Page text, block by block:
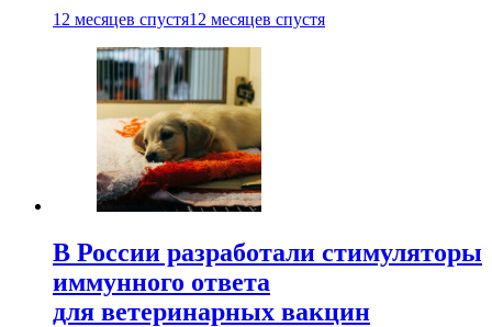
12 месяцев спустя12 месяцев спустя
В России разработали стимуляторы
иммунного ответа
для ветеринарных вакцин